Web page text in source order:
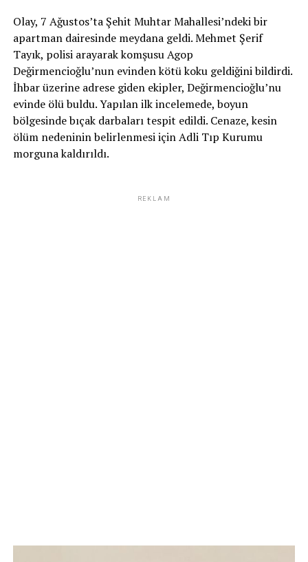
Olay, 7 Ağustos’ta Şehit Muhtar Mahallesi’ndeki bir
apartman dairesinde meydana geldi. Mehmet Şerif
Tayık, polisi arayarak komşusu Agop
Değirmencioğlu’nun evinden kötü koku geldiğini bildirdi.
İhbar üzerine adrese giden ekipler, Değirmencioğlu’nu
evinde ölü buldu. Yapılan ilk incelemede, boyun
bölgesinde bıçak darbaları tespit edildi. Cenaze, kesin
ölüm nedeninin belirlenmesi için Adli Tıp Kurumu
morguna kaldırıldı.
REKLAM